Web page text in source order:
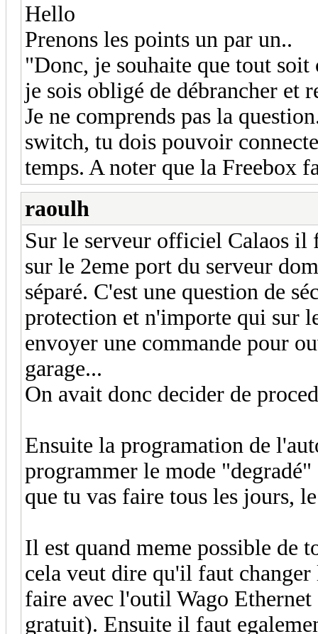
Hello
Prenons les points un par un..
"Donc, je souhaite que tout soit
je sois obligé de débrancher et
Je ne comprends pas la
switch, tu dois pouvoir
temps. A noter que la Freebox
raoulh
Sur le serveur officiel Calaos il
sur le 2eme port du serveur
séparé. C'est une question de
protection et n'importe qui sur
envoyer une commande pour
garage...
On avait donc decider de
Ensuite la programation de
programmer le mode
que tu vas faire tous les jours,
Il est quand meme possible de
cela veut dire qu'il faut
faire avec l'outil Wago
gratuit). Ensuite il faut